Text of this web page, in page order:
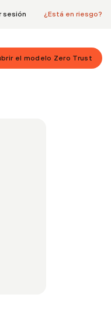
sesión ¿Está en riesgo?
el modelo Zero Trust